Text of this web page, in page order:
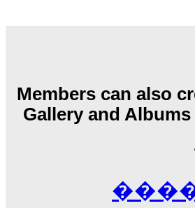
Echo, ���� ��
������ �� �����..
15:33
��������� ����,
����� ���������
������! ��� ������
������� ����
Members can also
Gallery and